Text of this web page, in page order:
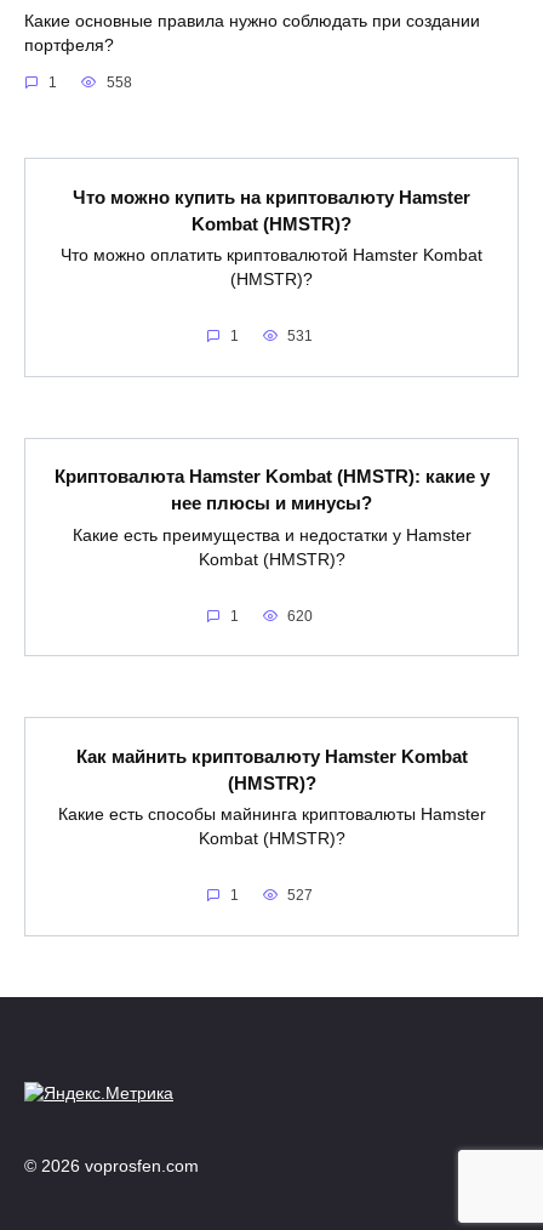
Какие основные правила нужно соблюдать при создании
портфеля?
1 558
Что можно купить на криптовалюту Hamster
Kombat (HMSTR)?
Что можно оплатить криптовалютой Hamster Kombat
(HMSTR)?
1 531
Криптовалюта Hamster Kombat (HMSTR): какие у
нее плюсы и минусы?
Какие есть преимущества и недостатки у Hamster
Kombat (HMSTR)?
1 620
Как майнить криптовалюту Hamster Kombat
(HMSTR)?
Какие есть способы майнинга криптовалюты Hamster
Kombat (HMSTR)?
1 527
© 2026 voprosfen.com